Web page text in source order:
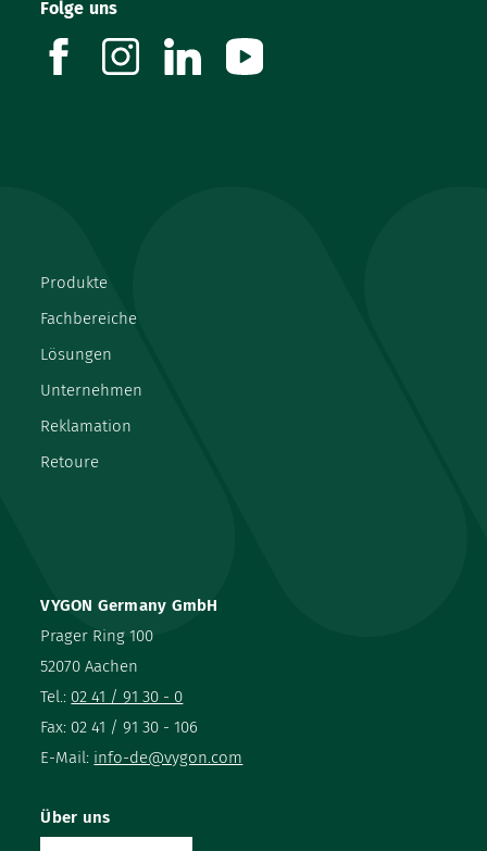
VYGON Germany GmbH
Prager Ring 100
52070 Aachen
Tel.: 02 41 / 91 30 - 0
Fax: 02 41 / 91 30 - 106
E-Mail: info-de@vygon.com
Produkte
Fachbereiche
Lösungen
Unternehmen
Reklamation
Retoure
Über uns
Folge uns